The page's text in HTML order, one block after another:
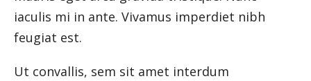
iaculis mi in ante. Vivamus imperdiet nibh
feugiat est.
Ut convallis, sem sit amet interdum